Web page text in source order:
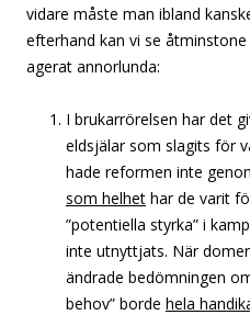
vidare måste man ibland
efterhand kan vi se
agerat annorlunda:
I brukarrörelsen har det
eldsjälar som slagits för
hade reformen inte
som helhet har de varit
”potentiella styrka” i
inte utnyttjats. När
ändrade bedömningen
behov” borde hela